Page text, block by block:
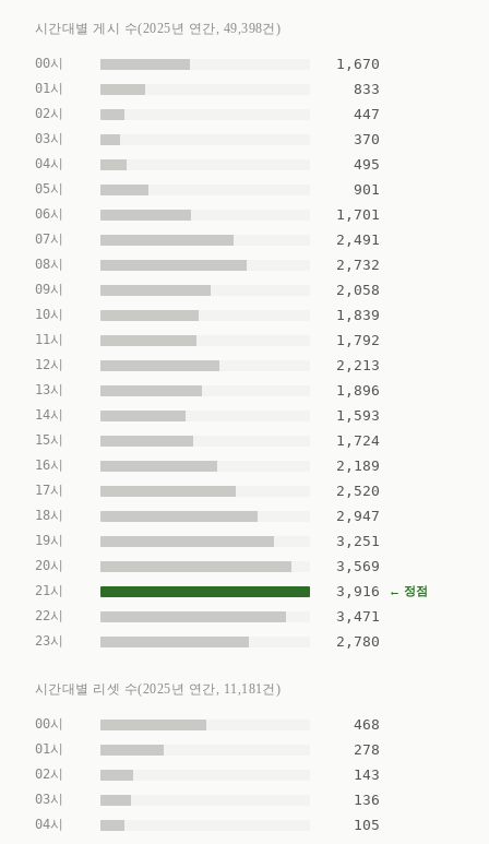
시간대별 게시 수(2025년 연간, 49,398건)
00시 1,670
01시 833
02시 447
03시 370
04시 495
05시 901
06시 1,701
07시 2,491
08시 2,732
09시 2,058
10시 1,839
11시 1,792
12시 2,213
13시 1,896
14시 1,593
15시 1,724
16시 2,189
17시 2,520
18시 2,947
19시 3,251
20시 3,569
21시 3,916 ← 정점
22시 3,471
23시 2,780
시간대별 리셋 수(2025년 연간, 11,181건)
00시 468
01시 278
02시 143
03시 136
04시 105